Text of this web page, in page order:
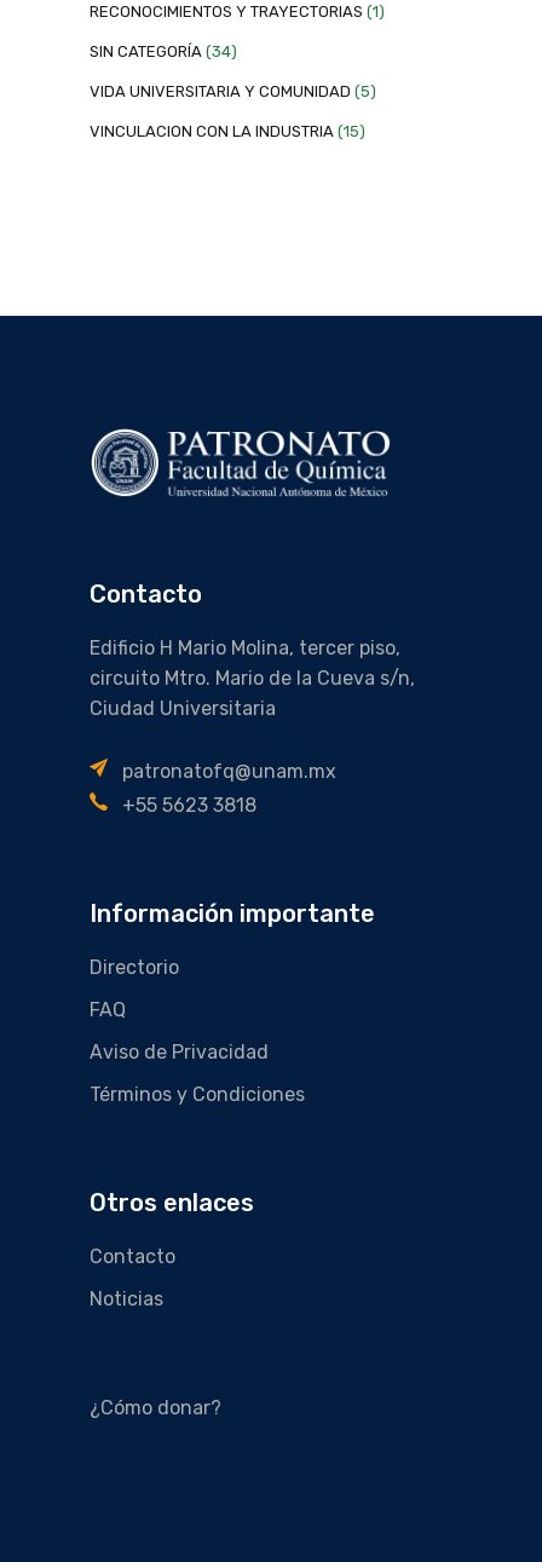
RECONOCIMIENTOS Y TRAYECTORIAS (1)
SIN CATEGORÍA (34)
VIDA UNIVERSITARIA Y COMUNIDAD (5)
VINCULACION CON LA INDUSTRIA (15)
Contacto
Edificio H Mario Molina, tercer piso,
circuito Mtro. Mario de la Cueva s/n,
Ciudad Universitaria
patronatofq@unam.mx
+55 5623 3818
Información importante
Directorio
FAQ
Aviso de Privacidad
Términos y Condiciones
Otros enlaces
Contacto
Noticias
¿Cómo donar?